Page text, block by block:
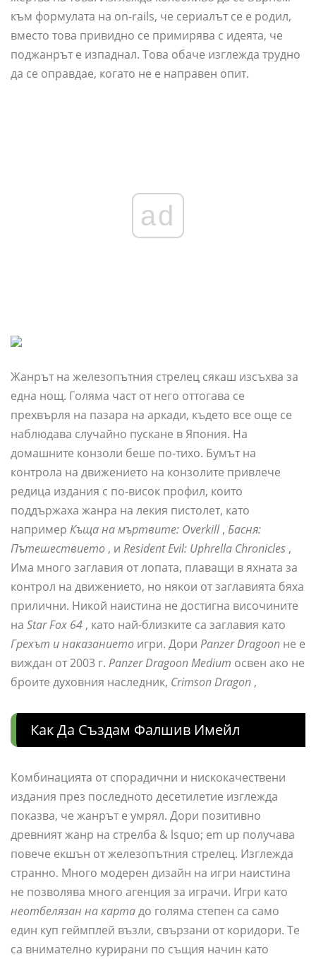
към формулата на on-rails, че сериалът се е родил,
вместо това привидно се примирява с идеята, че
поджанрът е изпаднал. Това обаче изглежда трудно
да се оправдае, когато не е направен опит.
ad
Жанрът на железопътния стрелец сякаш изсъхва за
една нощ. Голяма част от него оттогава се
прехвърля на пазара на аркади, където все още се
наблюдава случайно пускане в Япония. На
домашните конзоли беше по-тихо. Бумът на
контрола на движението на конзолите привлече
редица издания с по-висок профил, които
поддържаха жанра на лекия пистолет, като
например Къща на мъртвите: Overkill, Басня:
Пътешествието , и Resident Evil: Uphrella Chronicles ,
Има много заглавия от лопата, плаващи в яхната за
контрол на движението, но някои от заглавията бяха
прилични. Никой наистина не достигна височините
на Star Fox 64 , като най-близките са заглавия като
Грехът и наказанието игри. Дори Panzer Dragoon не е
виждан от 2003 г. Panzer Dragoon Medium освен ако не
броите духовния наследник, Crimson Dragon ,
Как Да Създам Фалшив Имейл
Комбинацията от спорадични и нискокачествени
издания през последното десетилетие изглежда
показва, че жанрът е умрял. Дори позитивно
древният жанр на стрелба & lsquo; em up получава
повече екшън от железопътния стрелец. Изглежда
странно. Много модерен дизайн на игри наистина
не позволява много агенция за играчи. Игри като
неотбелязан на картадо голяма степен са само
един куп геймплей възли, свързани от коридори. Те
са внимателно курирани по същия начин като